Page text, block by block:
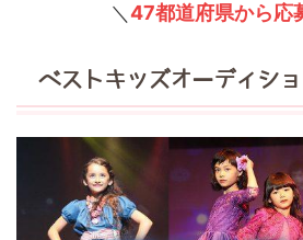
＼ 47都道府県から応
ベストキッズオーディシ